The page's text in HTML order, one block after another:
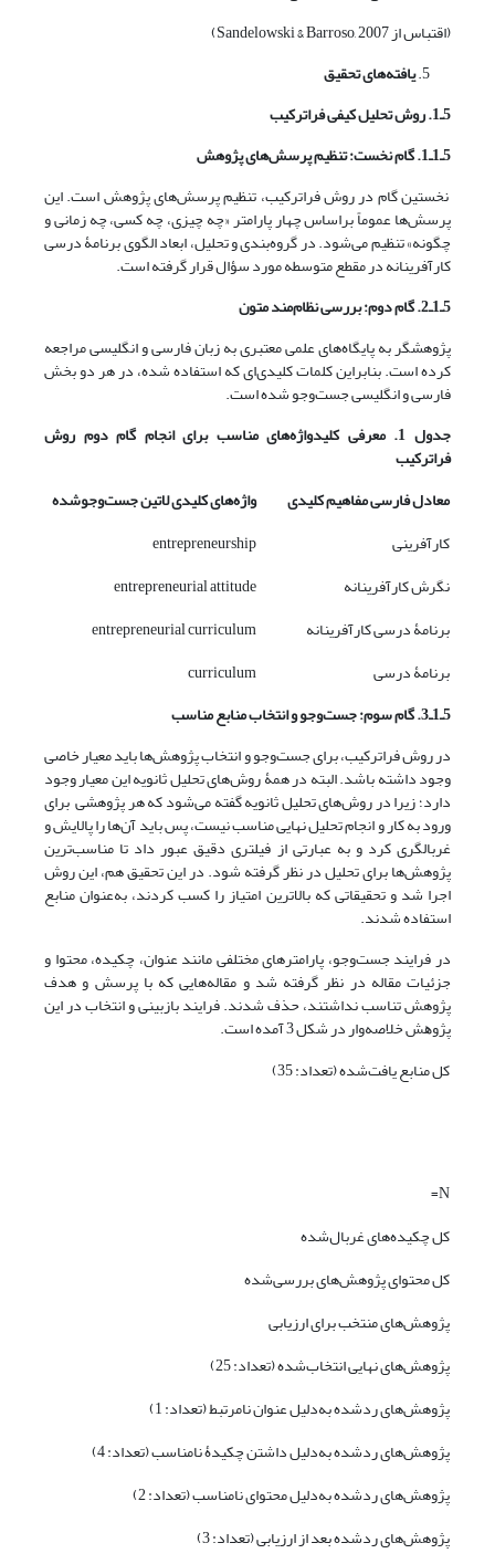
(اقتباس از Sandelowski & Barroso, 2007)
یافته‌های تحقیق
5ـ1. روش تحلیل کیفی فراترکیب
5ـ1ـ1. گام نخست: تنظیم پرسش‌های پژوهش
نخستین گام در روش فراترکیب، تنظیم پرسش‌های پژوهش است. این
پرسش‌ها عموماً براساس چهار پارامتر «چه ‌چیزی، چه کسی، چه زمانی و
چگونه» تنظیم می‌شود. در گروه‌بندی و تحلیل، ابعاد الگوی برنامۀ درسی
کارآفرینانه در مقطع متوسطه مورد سؤال قرار گرفته است.
5ـ1ـ2. گام دوم: بررسی نظام‌مند متون
پژوهشگر به پایگاه‌های علمی معتبری به زبان فارسی و انگلیسی مراجعه
کرده است. بنابراین کلمات کلیدی‌ای که استفاده شده، در هر دو‌ بخش
فارسی و انگلیسی جست‌وجو شده است.
جدول 1. معرفی کلیدواژه‌های مناسب برای انجام گام دوم روش
فراترکیب
معادل فارسی مفاهیم کلیدی
واژه‌های کلیدی لاتین جست‌وجوشده
کارآفرینی
entrepreneurship
نگرش کارآفرینانه
entrepreneurial attitude
برنامۀ درسی کارآفرینانه
entrepreneurial curriculum
برنامۀ درسی
curriculum
5ـ1ـ3. گام سوم: جست‌وجو و انتخاب منابع مناسب
در روش فراترکیب، برای جست‌‌وجو و انتخاب پژوهش‌ها باید معیار خاصی
وجود داشته باشد. البته در همۀ روش‌های تحلیل ثانویه این معیار وجود
دارد؛ زیرا در روش‌های تحلیل ثانویه گفته می‌‌شود که هر پژوهشی برای
ورود به کار و انجام تحلیل نهایی مناسب نیست، پس باید آن‌ها را پالایش و
غربالگری کرد و به عبارتی از فیلتری دقیق عبور داد تا مناسب‌ترین
پژوهش‌ها برای تحلیل در نظر گرفته شود. در این تحقیق هم، این روش
اجرا شد و تحقیقاتی که بالاترین امتیاز را کسب کردند، به‌عنوان منابع
استفاده شدند.
در فرایند جست‌وجو، پارامترهای مختلفی مانند عنوان، چکیده، محتوا و
جزئیات مقاله در نظر گرفته شد و مقاله‌هایی که با پرسش و هدف
پژوهش تناسب نداشتند، حذف شدند. ﻓﺮاﯾﻨﺪ ﺑﺎزﺑﯿﻨﯽ و اﻧﺘﺨﺎب در اﯾﻦ
ﭘﮋوﻫﺶ ﺧﻼﺻﻪ‌وار در شکل 3 آمده اﺳﺖ.
کل منابع یافت‌شده (تعداد: 35)
N=
کل چکیده‌های غربال‌شده
کل محتوای پژوهش‌های بررسی‌شده
پژوهش‌های منتخب برای ارزیابی
پژوهش‌های نهایی انتخاب‌شده (تعداد: 25)
پژوهش‌های ردشده به‌دلیل عنوان نامرتبط (تعداد: 1)
پژوهش‌های ردﺷﺪه به‌دلیل داشتن ﭼﮑﯿﺪۀ ﻧﺎﻣﻨﺎﺳﺐ (تعداد: 4)
پژوهش‌های ردﺷﺪه ﺑﻪ‌دﻟﯿﻞ ﻣﺤﺘﻮای ﻧﺎﻣﻨﺎﺳﺐ (تعداد: 2)
پژوهش‌های ردﺷﺪه ﺑﻌﺪ از ارزﯾﺎﺑﯽ (تعداد: 3)